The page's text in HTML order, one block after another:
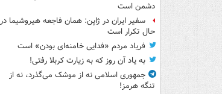
دشمن است
سفیر ایران در ژاپن: همان فاجعه هیروشیما در
حال تکرار است
فریاد مردم «فدایی خامنه‌ای بودن» است
به یاد آن روز که به زیارت کربلا رفتی!
جمهوری اسلامی نه از موشک می‌گذرد، نه از
تنگه هرمز!